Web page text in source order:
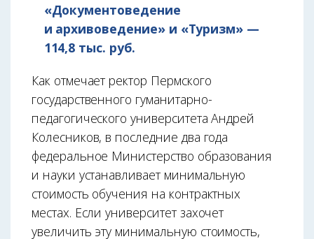
«Документоведение
и архивоведение» и «Туризм» —
114,8 тыс. руб.
Как отмечает ректор Пермского
государственного гуманитарно-
педагогического университета Андрей
Колесников, в последние два года
федеральное Министерство образования
и науки устанавливает минимальную
стоимость обучения на контрактных
местах. Если университет захочет
увеличить эту минимальную стоимость,